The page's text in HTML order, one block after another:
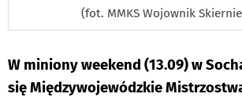
(fot. MMKS Wojownik
W miniony weekend (13.09) w
się Międzywojewódzkie